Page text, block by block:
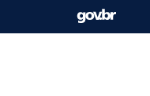
Skip to main content